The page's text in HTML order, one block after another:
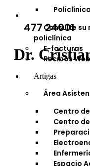
Consulte su
policlínica
E-facturas
Recibos Web
Artigas
Área
Centro
Centro
Espacio
477 24001
Dr.